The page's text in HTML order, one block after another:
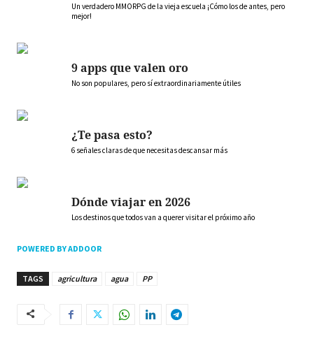
Un verdadero MMORPG de la vieja escuela ¡Cómo los de antes, pero
mejor!
9 apps que valen oro
No son populares, pero sí extraordinariamente útiles
¿Te pasa esto?
6 señales claras de que necesitas descansar más
Dónde viajar en 2026
Los destinos que todos van a querer visitar el próximo año
POWERED BY ADDOOR
TAGS agricultura agua PP